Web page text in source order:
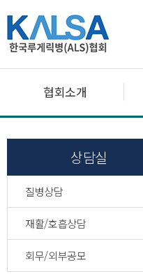
협회소개
상담실
질병상담
재활/호흡상담
회무/외부공모